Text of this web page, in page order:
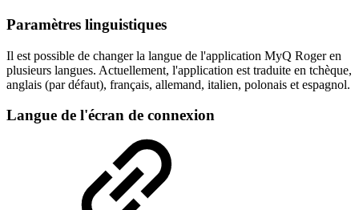
Paramètres linguistiques
Il est possible de changer la langue de l'application MyQ Roger en
plusieurs langues. Actuellement, l'application est traduite en tchèque,
anglais (par défaut), français, allemand, italien, polonais et espagnol.
Langue de l'écran de connexion